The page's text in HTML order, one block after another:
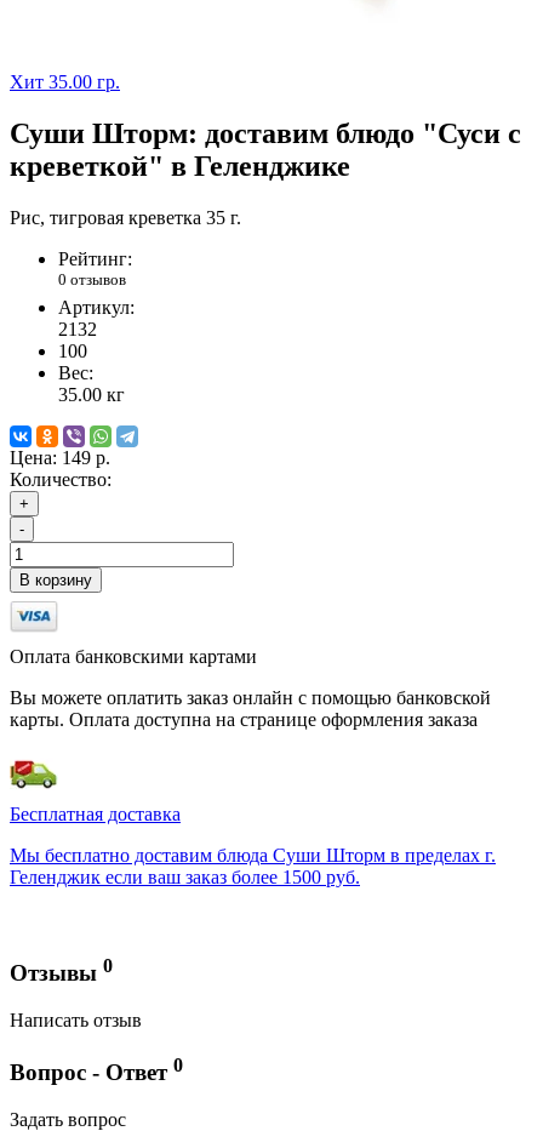
Хит 35.00 гр.
Суши Шторм: доставим блюдо "Суси с
креветкой" в Геленджике
Рис, тигровая креветка 35 г.
Рейтинг:
0 отзывов
Артикул:
2132
100
Вес:
35.00 кг
Цена: 149 р.
Количество:
+
-
В корзину
Оплата банковскими картами
Вы можете оплатить заказ онлайн с помощью банковской
карты. Оплата доступна на странице оформления заказа
Бесплатная доставка
Мы бесплатно доставим блюда Суши Шторм в пределах г.
Геленджик если ваш заказ более 1500 руб.
Отзывы 0
Написать отзыв
Вопрос - Ответ 0
Задать вопрос